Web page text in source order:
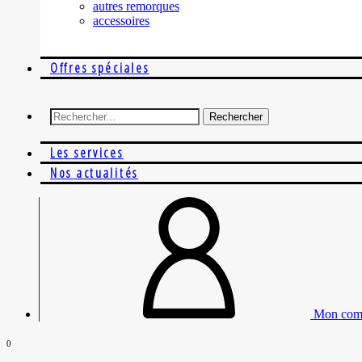
autres remorques
accessoires
Offres spéciales
Rechercher
Les services
Nos actualités
Mon
0